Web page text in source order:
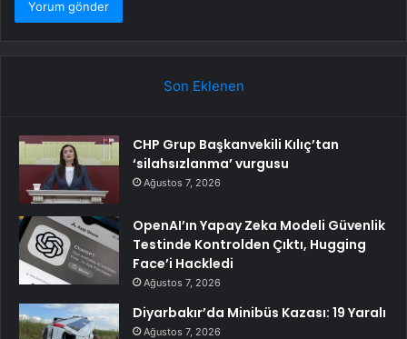
Son Eklenen
CHP Grup Başkanvekili Kılıç’tan
‘silahsızlanma’ vurgusu
Ağustos 7, 2026
OpenAI’ın Yapay Zeka Modeli Güvenlik
Testinde Kontrolden Çıktı, Hugging
Face’i Hackledi
Ağustos 7, 2026
Diyarbakır’da Minibüs Kazası: 19 Yaralı
Ağustos 7, 2026